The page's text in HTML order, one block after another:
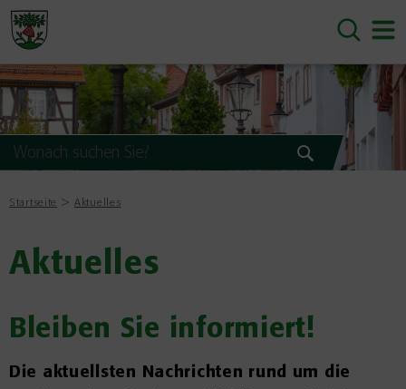
Startseite Aktuelles
Aktuelles
Bleiben Sie informiert!
Die aktuellsten Nachrichten rund um die